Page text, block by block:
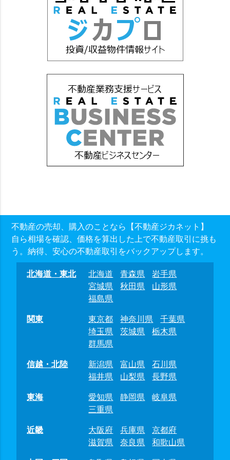
不動産の売却、購入のことなら【不動産ジカネット】
自ら相場を確認、価格を算出した上で不動産取引に挑も
う。納得、安心の不動産取引をバックアップします。
北海道・東北 北海道 青森県
岩手県
宮城県
秋田県
山形県
福島県
関東
東京都 神奈川県
千葉県
埼玉県
茨城県
栃木県
群馬県
信越・北陸
新潟県 富山県
石川県
福井県
山梨県
長野県
東海
愛知県 静岡県
岐阜県
三重県
近畿
大阪府 兵庫県
京都府
滋賀県
奈良県
和歌山県